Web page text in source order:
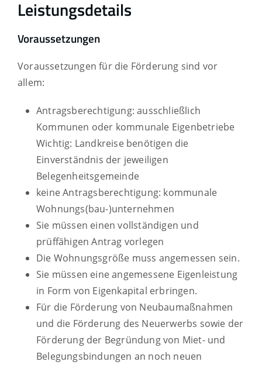
Leistungsdetails
Voraussetzungen
Voraussetzungen für die Förderung sind vor
allem:
Antragsberechtigung: ausschließlich
Kommunen oder kommunale Eigenbetriebe
Wichtig: Landkreise benötigen die
Einverständnis der jeweiligen
Belegenheitsgemeinde
keine Antragsberechtigung: kommunale
Wohnungs(bau-)unternehmen
Sie müssen einen vollständigen und
prüffähigen Antrag vorlegen
Die Wohnungsgröße muss angemessen sein.
Sie müssen eine angemessene Eigenleistung
in Form von Eigenkapital erbringen.
Für die Förderung von Neubaumaßnahmen
und die Förderung des Neuerwerbs sowie der
Förderung der Begründung von Miet- und
Belegungsbindungen an noch neuen